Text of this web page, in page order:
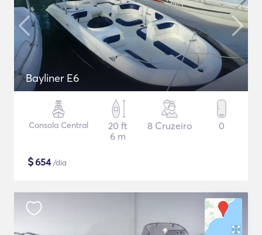
Bayliner E6
Consola Central
20 ft
6 m
8 Cruzeiro 0
$654/dia